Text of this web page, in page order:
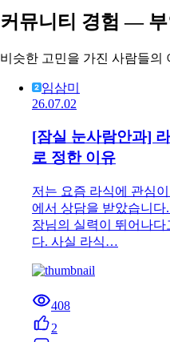
커뮤니티 경험 —
비슷한 고민을 가진 사람들의
임삼미
26.07.02
[잠실 눈사람안과]
로 정한 이유
저는 요즘 라식에 관심
에서 상담을 받았습니
장님의 실력이 뛰어나
다. 사실 라식…
408
2